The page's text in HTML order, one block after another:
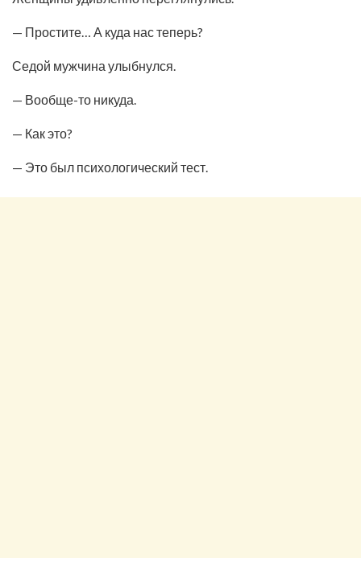
— Простите… А куда нас теперь?
Седой мужчина улыбнулся.
— Вообще-то никуда.
— Как это?
— Это был психологический тест.